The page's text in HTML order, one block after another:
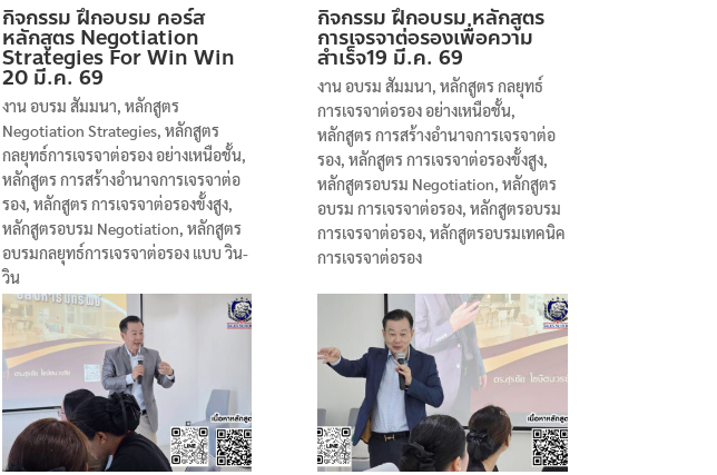
กิจกรรม ฝึกอบรม คอร์ส
หลักสูตร Negotiation
Strategies For Win Win
20 มี.ค. 69
งาน อบรม สัมมนา, หลักสูตร
Negotiation Strategies, หลักสูตร
กลยุทธ์การเจรจาต่อรอง อย่างเหนือชั้น,
หลักสูตร การสร้างอำนาจการเจรจาต่อ
รอง, หลักสูตร การเจรจาต่อรองขั้งสูง,
หลักสูตรอบรม Negotiation, หลักสูตร
อบรมกลยุทธ์การเจรจาต่อรอง แบบ วิน-
วิน
กิจกรรม ฝึกอบรม หลักสูตร
การเจรจาต่อรองเพื่อความ
สำเร็จ19 มี.ค. 69
งาน อบรม สัมมนา,หลักสูตร กลยุทธ์
การเจรจาต่อรอง อย่างเหนือชั้น,
หลักสูตร การสร้างอำนาจการเจรจาต่อ
รอง,หลักสูตร การเจรจาต่อรองขั้งสูง,
หลักสูตรอบรม Negotiation,หลักสูตร
อบรม การเจรจาต่อรอง,หลักสูตรอบรม
การเจรจาต่อรอง,หลักสูตรอบรมเทคนิค
การเจรจาต่อรอง